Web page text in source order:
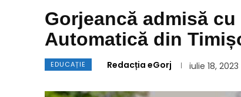
Gorjeancă admisă
Automatică din
EDUCAȚIE Redacția eGorj iulie 18, 2023